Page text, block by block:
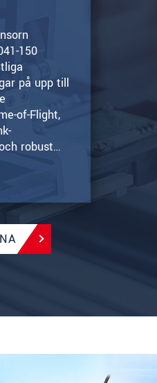
150
på upp till
of-Flight,
robust…